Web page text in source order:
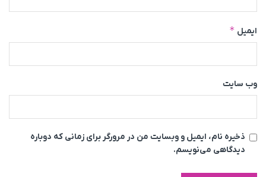
ایمیل *
وب‌ سایت
ذخیره نام، ایمیل و وبسایت من در مرورگر برای زمانی که دوباره
دیدگاهی می‌نویسم.